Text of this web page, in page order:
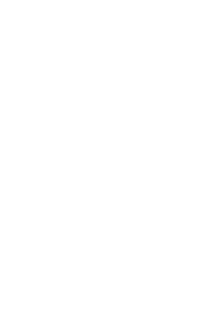
de subscrição de
juntamente com as
assim como
serviços de compra
pode ser
na Documentação.